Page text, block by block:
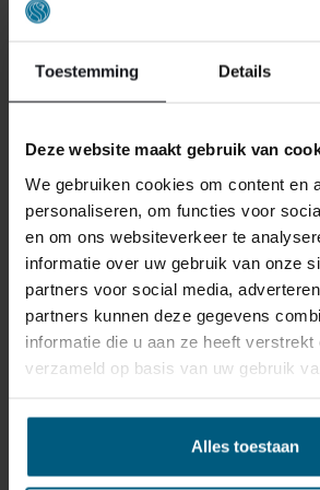
Toestemming Details
Deze website maakt gebruik van
We gebruiken cookies om content en
personaliseren, om functies voor
en om ons websiteverkeer te
informatie over uw gebruik van onze
partners voor social media,
partners kunnen deze gegevens
informatie die u aan ze heeft verstrekt
verzameld op basis van uw gebruik
Alles toestaan
DIAMANT-KISSEN